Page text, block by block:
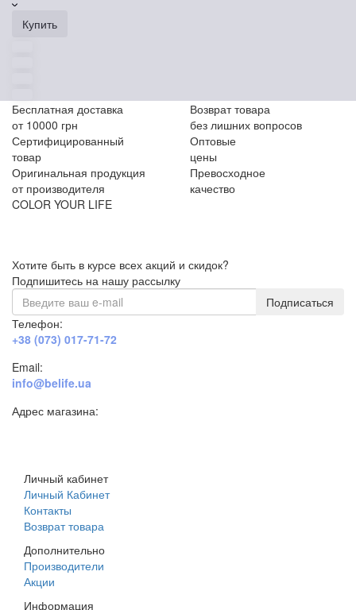
Купить
Бесплатная доставка
от 10000 грн
Возврат товара
без лишних вопросов
Сертифицированный
товар
Оптовые
цены
Оригинальная продукция
от производителя
Превосходное
качество
COLOR YOUR LIFE
Хотите быть в курсе всех акций и скидок?
Подпишитесь на нашу рассылку
Подписаться
Телефон:
+38 (073) 017-71-72
Email:
info@belife.ua
Адрес магазина:
Личный кабинет
Личный Кабинет
Контакты
Возврат товара
Дополнительно
Производители
Акции
Информация